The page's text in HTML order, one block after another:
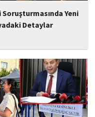
Yeni
Detaylar
yürütülen ve Haluk
kapsadığı belirtilen
geldi. Edinilen
değil, aylar...